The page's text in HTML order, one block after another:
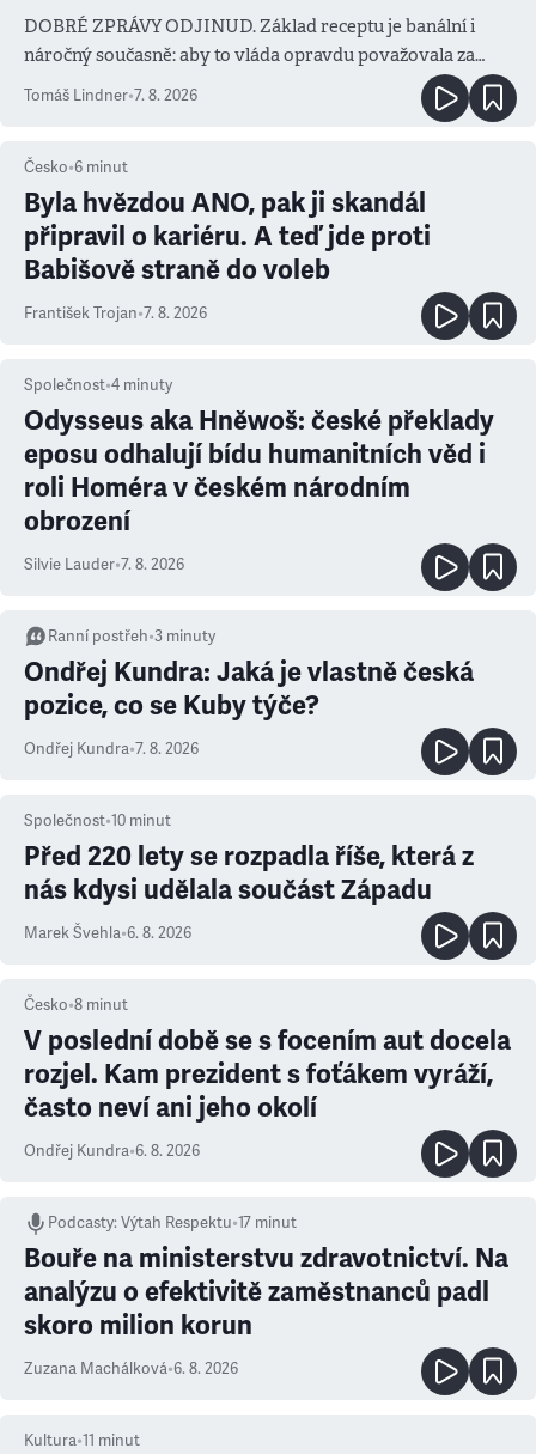
DOBRÉ ZPRÁVY ODJINUD. Základ receptu je banální i
náročný současně: aby to vláda opravdu považovala za
prioritu
Tomáš Lindner•7. 8. 2026
Česko•6 minut
Byla hvězdou ANO, pak ji skandál
připravil o kariéru. A teď jde proti
Babišově straně do voleb
František Trojan•7. 8. 2026
Společnost•4 minuty
Odysseus aka Hněwoš: české překlady
eposu odhalují bídu humanitních věd i
roli Homéra v českém národním
obrození
Silvie Lauder•7. 8. 2026
Ranní postřeh•3 minuty
Ondřej Kundra: Jaká je vlastně česká
pozice, co se Kuby týče?
Ondřej Kundra•7. 8. 2026
Společnost•10 minut
Před 220 lety se rozpadla říše, která z
nás kdysi udělala součást Západu
Marek Švehla•6. 8. 2026
Česko•8 minut
V poslední době se s focením aut docela
rozjel. Kam prezident s foťákem vyráží,
často neví ani jeho okolí
Ondřej Kundra•6. 8. 2026
Podcasty:Výtah Respektu•17 minut
Bouře na ministerstvu zdravotnictví. Na
analýzu o efektivitě zaměstnanců padl
skoro milion korun
Zuzana Machálková•6. 8. 2026
Kultura•11 minut